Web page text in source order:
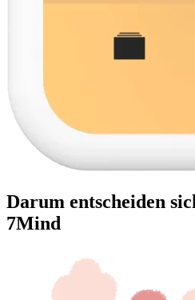
Darum entscheiden
7Mind